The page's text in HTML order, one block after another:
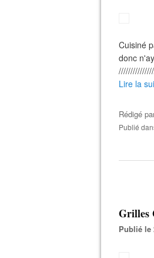
Cuisiné
donc
Lire la
Rédigé
Publié
Grilles
Publié